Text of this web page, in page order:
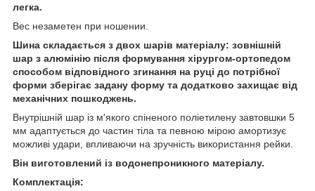
легка.
Вес незаметен при ношении.
Шина складається з двох шарів матеріалу: зовнішній
шар з алюмінію після формування хірургом-ортопедом
способом відповідного згинання на руці до потрібної
форми зберігає задану форму та додатково захищає від
механічних пошкоджень.
Внутрішній шар із м'якого спіненого поліетилену завтовшки 5
мм адаптується до частин тіла та певною мірою амортизує
можливі удари, впливаючи на зручність використання рейки.
Він виготовлений із водонепроникного матеріалу.
Комплектація: